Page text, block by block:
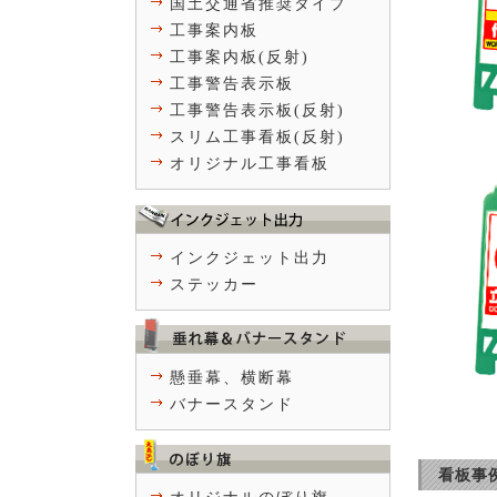
看板事
国土交通省推奨タイプ
工事案内板
工事案内板(反射)
工事警告表示板
工事警告表示板(反射)
スリム工事看板(反射)
オリジナル工事看板
インクジェット出力
ステッカー
懸垂幕、横断幕
バナースタンド